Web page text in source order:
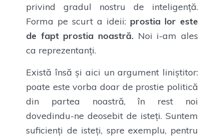
privind gradul nostru de inteligență.
Forma pe scurt a ideii: prostia lor este
de fapt prostia noastră. Noi i-am ales
ca reprezentanți.
Există însă și aici un argument liniștitor:
poate este vorba doar de prostie politică
din partea noastră, în rest noi
dovedindu-ne deosebit de isteți. Suntem
suficienți de isteți, spre exemplu, pentru